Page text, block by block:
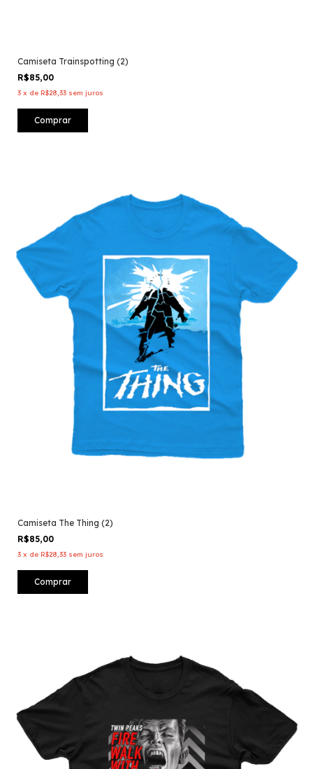
Camiseta Trainspotting (2)
R$85,00
3 x de R$28,33 sem juros
Comprar
Camiseta The Thing (2)
R$85,00
3 x de R$28,33 sem juros
Comprar